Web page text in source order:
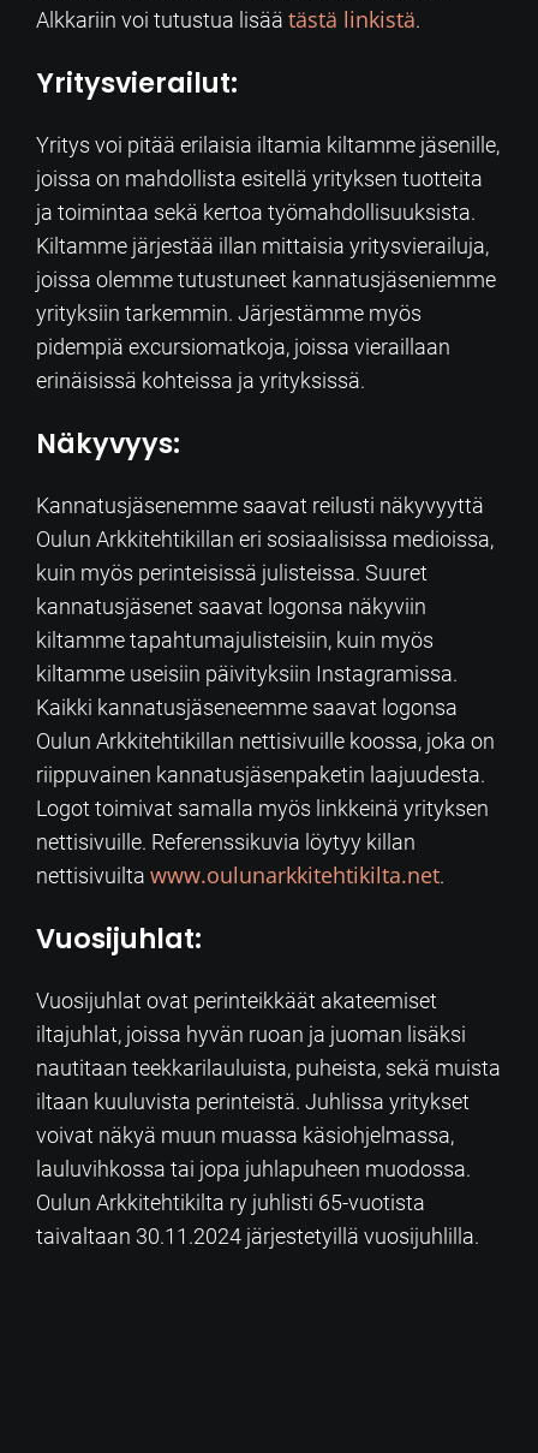
Alkkariin voi tutustua lisää tästä linkistä.
Yritysvierailut:
Yritys voi pitää erilaisia iltamia kiltamme jäsenille,
joissa on mahdollista esitellä yrityksen tuotteita
ja toimintaa sekä kertoa työmahdollisuuksista.
Kiltamme järjestää illan mittaisia yritysvierailuja,
joissa olemme tutustuneet kannatusjäseniemme
yrityksiin tarkemmin. Järjestämme myös
pidempiä excursiomatkoja, joissa vieraillaan
erinäisissä kohteissa ja yrityksissä.
Näkyvyys:
Kannatusjäsenemme saavat reilusti näkyvyyttä
Oulun Arkkitehtikillan eri sosiaalisissa medioissa,
kuin myös perinteisissä julisteissa. Suuret
kannatusjäsenet saavat logonsa näkyviin
kiltamme tapahtumajulisteisiin, kuin myös
kiltamme useisiin päivityksiin Instagramissa.
Kaikki kannatusjäseneemme saavat logonsa
Oulun Arkkitehtikillan nettisivuille koossa, joka on
riippuvainen kannatusjäsenpaketin laajuudesta.
Logot toimivat samalla myös linkkeinä yrityksen
nettisivuille. Referenssikuvia löytyy killan
nettisivuilta www.oulunarkkitehtikilta.net.
Vuosijuhlat:
Vuosijuhlat ovat perinteikkäät akateemiset
iltajuhlat, joissa hyvän ruoan ja juoman lisäksi
nautitaan teekkarilauluista, puheista, sekä muista
iltaan kuuluvista perinteistä. Juhlissa yritykset
voivat näkyä muun muassa käsiohjelmassa,
lauluvihkossa tai jopa juhlapuheen muodossa.
Oulun Arkkitehtikilta ry juhlisti 65-vuotista
taivaltaan 30.11.2024 järjestetyillä vuosijuhlilla.